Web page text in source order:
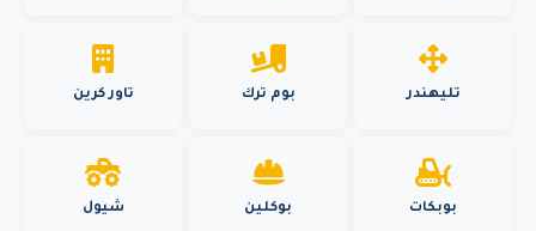
تليهندر بوم ترك تاور كرين
بوبكات بوكلين شيول